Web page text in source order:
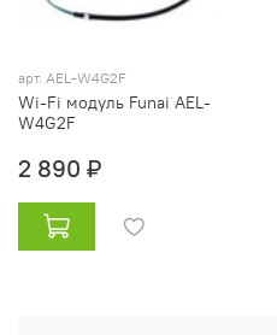
арт. AEL-W4G2F
Wi-Fi модуль Funai AEL-
W4G2F
2 890 ₽